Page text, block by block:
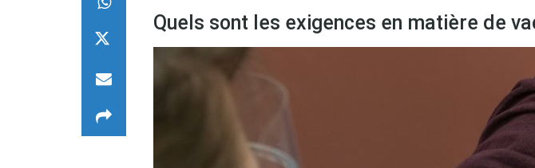
Quels sont les exigences en matière de